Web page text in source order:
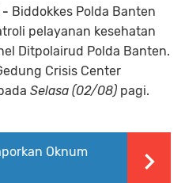
- Biddokkes Polda Banten
pelayanan kesehatan
Ditpolairud Polda Banten.
Crisis Center
Selasa (02/08) pagi.
Oknum